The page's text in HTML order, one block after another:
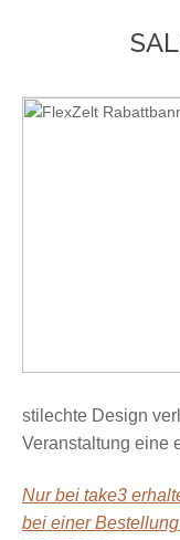
stilechte Design
Veranstaltung eine
Nur bei take3
bei einer